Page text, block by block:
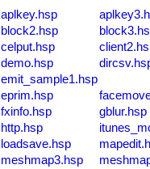
aplkey.hsp
block2.hsp
celput.hsp
demo.hsp
emit_sample1.hsp
eprim.hsp
fxinfo.hsp
gblur.hsp
http.hsp
loadsave.hsp
meshmap3.hsp